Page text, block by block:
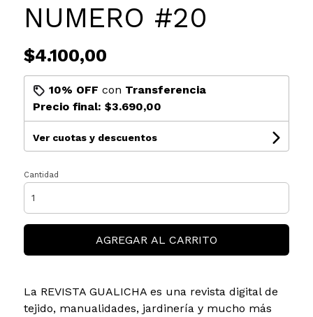
NUMERO #20
$4.100,00
10% OFF con Transferencia
Precio final: $3.690,00
Ver cuotas y descuentos
Cantidad
AGREGAR AL CARRITO
La REVISTA GUALICHA es una revista digital de
tejido, manualidades, jardinería y mucho más